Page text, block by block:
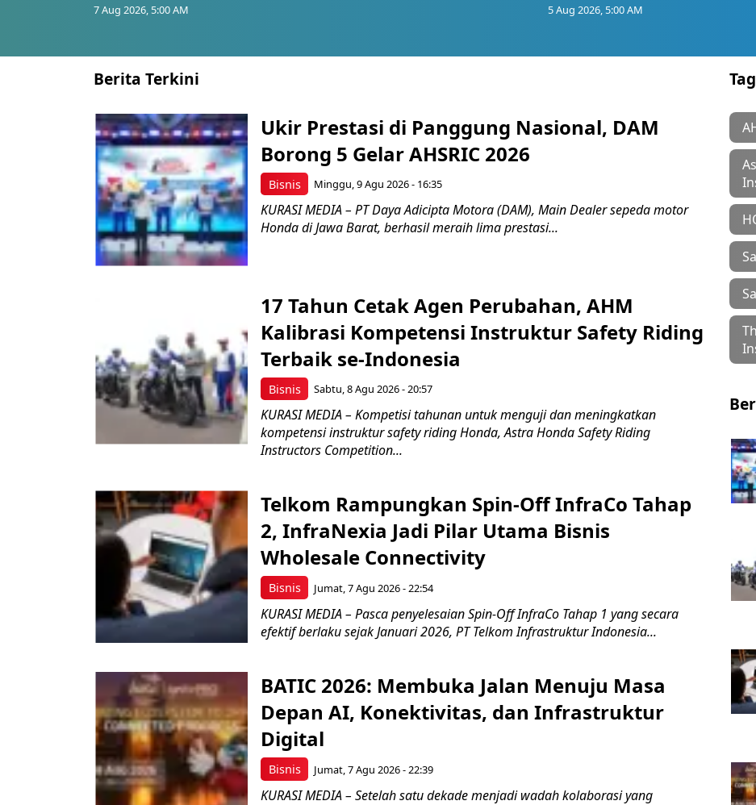
7 Aug 2026, 5:00 AM 5 Aug 2026, 5:00 AM
Berita Terkini
Bisnis
Ukir Prestasi di Panggung Nasional, DAM
Borong 5 Gelar AHSRIC 2026
Minggu, 9 Agu 2026 - 16:35
KURASI MEDIA – PT Daya Adicipta Motora (DAM), Main Dealer sepeda motor
Honda di Jawa Barat, berhasil meraih lima prestasi...
Bisnis
17 Tahun Cetak Agen Perubahan, AHM
Kalibrasi Kompetensi Instruktur Safety Riding
Terbaik se-Indonesia
Sabtu, 8 Agu 2026 - 20:57
KURASI MEDIA – Kompetisi tahunan untuk menguji dan meningkatkan
kompetensi instruktur safety riding Honda, Astra Honda Safety Riding
Instructors Competition...
Bisnis
Telkom Rampungkan Spin-Off InfraCo Tahap
2, InfraNexia Jadi Pilar Utama Bisnis
Wholesale Connectivity
Jumat, 7 Agu 2026 - 22:54
KURASI MEDIA – Pasca penyelesaian Spin-Off InfraCo Tahap 1 yang secara
efektif berlaku sejak Januari 2026, PT Telkom Infrastruktur Indonesia...
Bisnis
BATIC 2026: Membuka Jalan Menuju Masa
Depan AI, Konektivitas, dan Infrastruktur
Digital
Jumat, 7 Agu 2026 - 22:39
KURASI MEDIA – Setelah satu dekade menjadi wadah kolaborasi yang